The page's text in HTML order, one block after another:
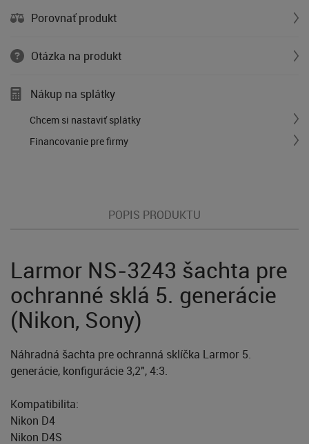
Porovnať produkt
Otázka na produkt
Nákup na splátky
Chcem si nastaviť splátky
Financovanie pre firmy
POPIS PRODUKTU
Larmor NS-3243 šachta pre
ochranné sklá 5. generácie
(Nikon, Sony)
Náhradná šachta pre ochranná sklíčka Larmor 5.
generácie, konfigurácie 3,2", 4:3.
Kompatibilita:
Nikon D4
Nikon D4S